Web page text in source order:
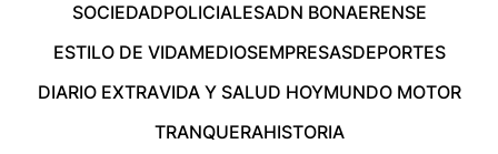
SOCIEDADPOLICIALESADN BONAERENSE
ESTILO DE VIDAMEDIOSEMPRESASDEPORTES
DIARIO EXTRAVIDA Y SALUD HOYMUNDO MOTOR
TRANQUERAHISTORIA